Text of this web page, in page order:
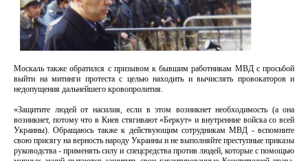
Москаль также обратился с призывом к бывшим работникам МВД с просьбой
выйти на митинги протеста с целью находить и вычислять провокаторов и
недопущения дальнейшего кровопролития.
«Защитите людей от насилия, если в этом возникнет необходимость (а она
возникнет, потому что в Киев стягивают «Беркут» и внутренние войска со всей
Украины). Обращаюсь также к действующим сотрудникам МВД - вспомните
свою присягу на верность народу Украины и не выполняйте преступные приказы
руководства - применять силу и спецсредства против людей, которые с помощью